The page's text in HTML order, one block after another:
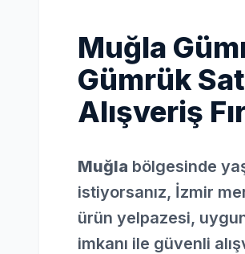
Muğla
Gümrük
Alışveriş
Muğla bölgesinde
istiyorsanız, İzmir
ürün yelpazesi,
imkanı ile güvenli